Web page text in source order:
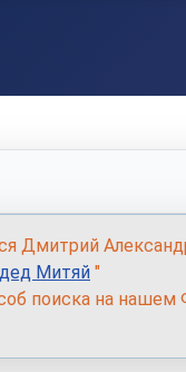
Дмитрий
Митяй "
поиска на нашем